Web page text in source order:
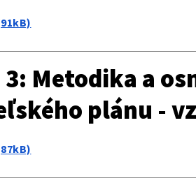
Metodika a
plánu -